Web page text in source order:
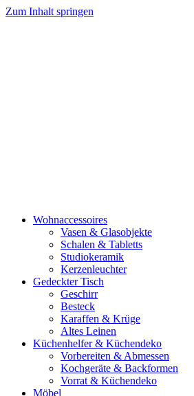
Zum Inhalt springen
Wohnaccessoires
Vasen & Glasobjekte
Schalen & Tabletts
Studiokeramik
Kerzenleuchter
Gedeckter Tisch
Geschirr
Besteck
Karaffen & Krüge
Altes Leinen
Küchenhelfer & Küchendeko
Vorbereiten & Abmessen
Kochgeräte & Backformen
Vorrat & Küchendeko
Möbel